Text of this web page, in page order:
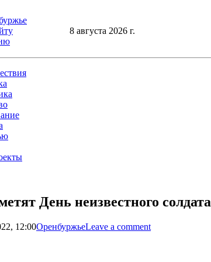
8 августа 2026 г.
День неизвестного солдата
12:00ОренбуржьеLeave a comment